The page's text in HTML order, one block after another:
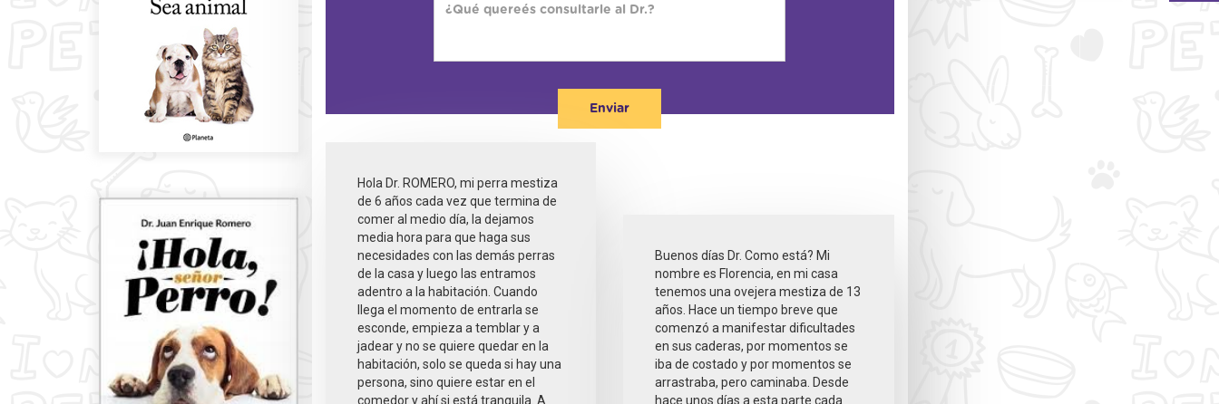
Enviar
Hola Dr. ROMERO, mi perra mestiza
de 6 años cada vez que termina de
comer al medio día, la dejamos
media hora para que haga sus
necesidades con las demás perras
de la casa y luego las entramos
adentro a la habitación. Cuando
llega el momento de entrarla se
esconde, empieza a temblar y a
jadear y no se quiere quedar en la
habitación, solo se queda si hay una
persona, sino quiere estar en el
comedor y ahí si está tranquila. A
Buenos días Dr. Como está? Mi
nombre es Florencia, en mi casa
tenemos una ovejera mestiza de 13
años. Hace un tiempo breve que
comenzó a manifestar dificultades
en sus caderas, por momentos se
iba de costado y por momentos se
arrastraba, pero caminaba. Desde
hace unos días a esta parte cada